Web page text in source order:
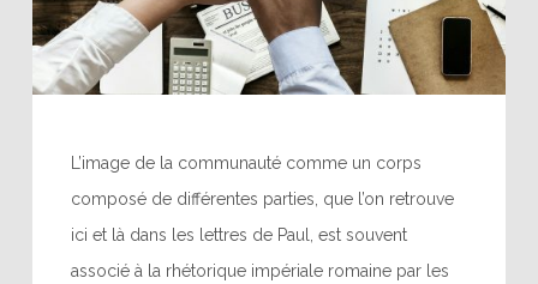
L’image de la communauté comme un corps
composé de différentes parties, que l’on retrouve
ici et là dans les lettres de Paul, est souvent
associé à la rhétorique impériale romaine par les